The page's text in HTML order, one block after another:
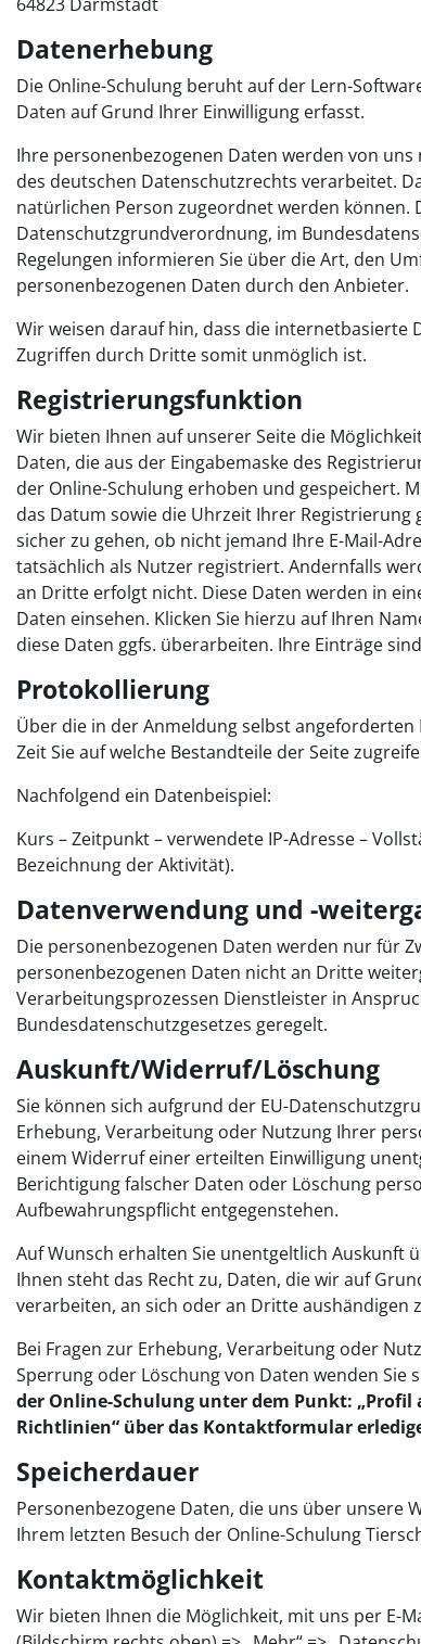
Datenerhebung
Die Online-Schulung beruht auf der Lern-
Daten auf Grund Ihrer Einwilligung erfasst.
Ihre personenbezogenen Daten werden von
des deutschen Datenschutzrechts verarbeitet.
natürlichen Person zugeordnet werden können.
Datenschutzgrundverordnung, im
Regelungen informieren Sie über die Art, den
personenbezogenen Daten durch den Anbieter.
Wir weisen darauf hin, dass die internetbasierte
Zugriffen durch Dritte somit unmöglich ist.
Registrierungsfunktion
Wir bieten Ihnen auf unserer Seite die
Daten, die aus der Eingabemaske des
der Online-Schulung erhoben und gespeichert.
das Datum sowie die Uhrzeit Ihrer Registrierung
sicher zu gehen, ob nicht jemand Ihre E-Mail-
tatsächlich als Nutzer registriert. Andernfalls
an Dritte erfolgt nicht. Diese Daten werden in
Daten einsehen. Klicken Sie hierzu auf Ihren
diese Daten ggfs. überarbeiten. Ihre Einträge
Protokollierung
Über die in der Anmeldung selbst
Zeit Sie auf welche Bestandteile der Seite
Nachfolgend ein Datenbeispiel:
Kurs – Zeitpunkt – verwendete IP-Adresse –
Bezeichnung der Aktivität).
Datenverwendung und -
Die personenbezogenen Daten werden nur für
personenbezogenen Daten nicht an Dritte
Verarbeitungsprozessen Dienstleister in
Bundesdatenschutzgesetzes geregelt.
Auskunft/Widerruf/Löschung
Sie können sich aufgrund der EU-
Erhebung, Verarbeitung oder Nutzung Ihrer
einem Widerruf einer erteilten Einwilligung
Berichtigung falscher Daten oder Löschung
Aufbewahrungspflicht entgegenstehen.
Auf Wunsch erhalten Sie unentgeltlich Auskunft
Ihnen steht das Recht zu, Daten, die wir auf
verarbeiten, an sich oder an Dritte aushändigen
Bei Fragen zur Erhebung, Verarbeitung oder
Sperrung oder Löschung von Daten wenden Sie
der Online-Schulung unter dem Punkt: „Profil
Richtlinien“ über das Kontaktformular
Speicherdauer
Personenbezogene Daten, die uns über unsere
Ihrem letzten Besuch der Online-Schulung
Kontaktmöglichkeit
Wir bieten Ihnen die Möglichkeit, mit uns per E-